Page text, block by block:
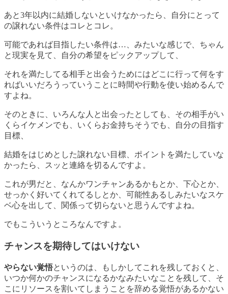
あと3年以内に結婚しないといけなかったら、自分にとって
の譲れない条件はコレとコレ。
可能であれば目指したい条件は…、みたいな感じで、ちゃん
と現実を見て、自分の希望をピックアップして、
それを満たしてる相手と出会うためにはどこに行って何をす
ればいいだろうっていうことに時間や行動を使い始めるんで
すよね。
そのときに、いろんな人と出会ったとしても、その相手がい
くらイケメンでも、いくらお金持ちそうでも、自分の目指す
目標、
結婚をはじめとした譲れない目標、ポイントを満たしていな
かったら、スッと連絡を切るんですよ。
これが男だと、なんかワンチャンあるかもとか、下心とか、
せっかく好いてくれてるしとか、可能性あるしみたいなスケ
ベ心を出して、関係って切らないと思うんですよね。
でもこういうところなんですよ。
チャンスを期待してはいけない
やらない覚悟というのは、もしかしてこれを残しておくと、
いつか何かのチャンスになるかなみたいなことを残して、 そ
こにリソースを割いてしまうことを辞める覚悟があるかない